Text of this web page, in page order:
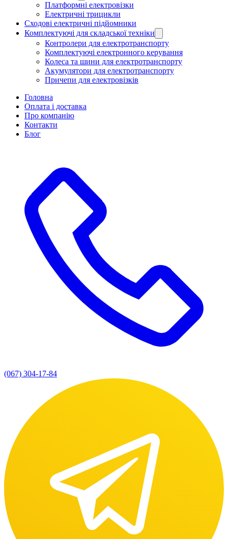
Платформні електровізки
Електричні трицикли
Сходові електричні підйомники
Комплектуючі для складської техніки
Контролери для електротранспорту
Комплектуючі електронного керування
Колеса та шини для електротранспорту
Акумулятори для електротранспорту
Причепи для електровізків
Головна
Оплата і доставка
Про компанію
Контакти
Блог
(067) 304-17-84